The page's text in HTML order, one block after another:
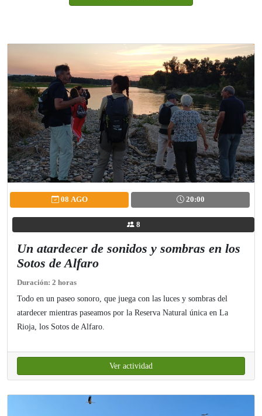
08 AGO 20:00
8
Un atardecer de sonidos y sombras en los
Sotos de Alfaro
Duración: 2 horas
Todo en un paseo sonoro, que juega con las luces y sombras del
atardecer mientras paseamos por la Reserva Natural única en La
Rioja, los Sotos de Alfaro.
Ver actividad